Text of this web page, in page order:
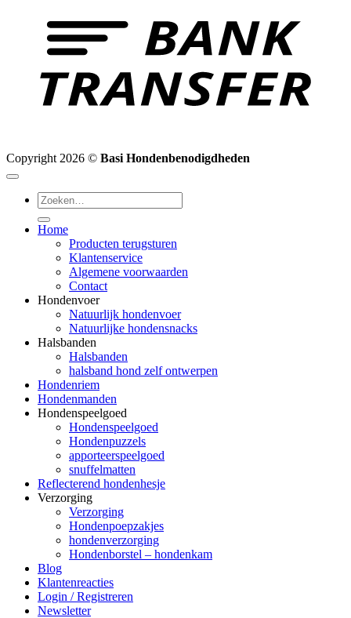
Copyright 2026 © Basi Hondenbenodigdheden
Zoeken
naar:
Home
Producten terugsturen
Klantenservice
Algemene voorwaarden
Contact
Hondenvoer
Natuurlijk hondenvoer
Natuurlijke hondensnacks
Halsbanden
Halsbanden
halsband hond zelf ontwerpen
Hondenriem
Hondenmanden
Hondenspeelgoed
Hondenspeelgoed
Hondenpuzzels
apporteerspeelgoed
snuffelmatten
Reflecterend hondenhesje
Verzorging
Verzorging
Hondenpoepzakjes
hondenverzorging
Hondenborstel – hondenkam
Blog
Klantenreacties
Login / Registreren
Newsletter